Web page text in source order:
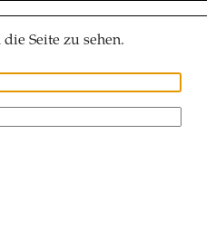
Seite zu sehen.